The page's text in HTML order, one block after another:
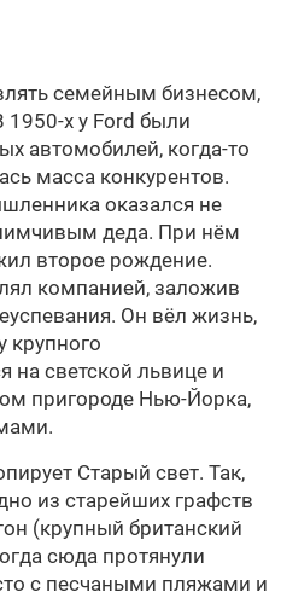
семейным бизнесом,
1950-х у Ford были
автомобилей, когда-то
масса конкурентов.
оказался не
деда. При нём
второе рождение.
компанией, заложив
Он вёл жизнь,
крупного
светской львице и
пригороде Нью-Йорка,
Старый свет. Так,
из старейших графств
(крупный британский
сюда протянули
с песчаными пляжами и